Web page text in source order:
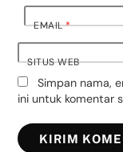
EMAIL*
SITUS WEB
Simpan nama,
ini untuk komentar